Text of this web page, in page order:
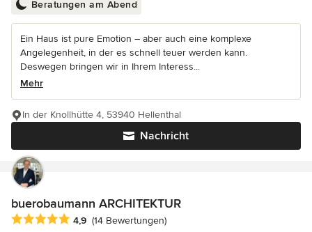
Beratungen am Abend
Ein Haus ist pure Emotion – aber auch eine komplexe
Angelegenheit, in der es schnell teuer werden kann.
Deswegen bringen wir in Ihrem Interess...
Mehr
Nachricht
In der Knollhütte 4, 53940 Hellenthal
buerobaumann ARCHITEKTUR
Durchschnittliche Bewertung: 4.9 von 5 Sternen
4,9 (14 Bewertungen)